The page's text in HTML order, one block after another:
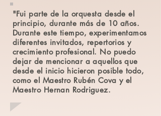
"Fui parte de la orquesta desde el
principio, durante más de 10 años.
Durante este tiempo, experimentamos
diferentes invitados, repertorios y
crecimiento profesional. No puedo
dejar de mencionar a aquellos que
desde el inicio hicieron posible todo,
como el Maestro Rubén Cova y el
Maestro Hernan Rodriguez.